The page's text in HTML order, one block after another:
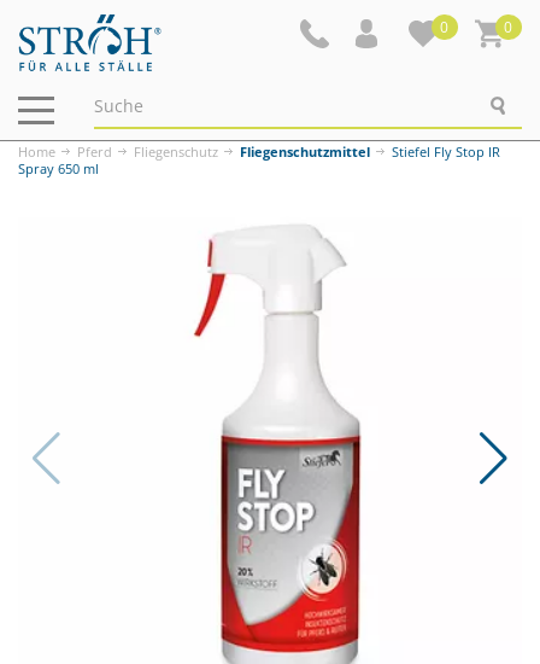
0 0
Navigation
ein-/ausblenden
Home Pferd Fliegenschutz Fliegenschutzmittel
Stiefel Fly Stop IR
Spray 650 ml